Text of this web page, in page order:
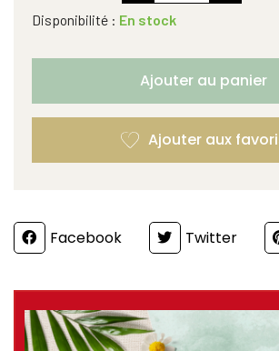
Disponibilité : En stock
Ajouter au panier
PartagerFacebook Twitter